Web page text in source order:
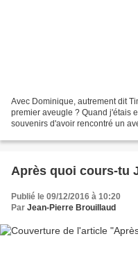
Avec Dominique, autrement dit
premier aveugle ? Quand j'étais
souvenirs d'avoir rencontré un
Après quoi cours-tu
Publié le 09/12/2016 à 10:20
Par Jean-Pierre Brouillaud